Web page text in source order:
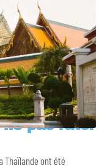
pas rater
Thaïlande ont été